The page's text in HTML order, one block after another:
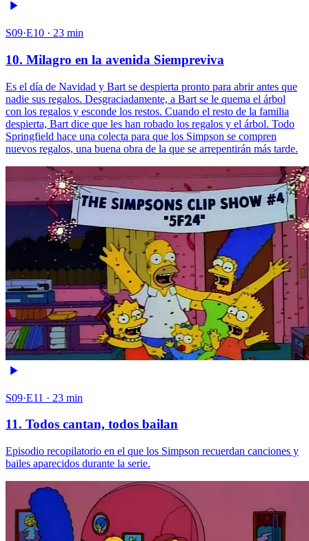
S09·E10 · 23 min
10. Milagro en la avenida Siempreviva
Es el día de Navidad y Bart se despierta pronto para abrir antes que
nadie sus regalos. Desgraciadamente, a Bart se le quema el árbol
con los regalos y esconde los restos. Cuando el resto de la familia
despierta, Bart dice que les han robado los regalos y el árbol. Todo
Springfield hace una colecta para que los Simpson se compren
nuevos regalos, una buena obra de la que se arrepentirán más tarde.
S09·E11 · 23 min
11. Todos cantan, todos bailan
Episodio recopilatorio en el que los Simpson recuerdan canciones y
bailes aparecidos durante la serie.